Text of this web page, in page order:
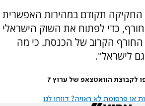
החקיקה תקודם במהירות האפשרית
כדי לפתוח את השוק הישראלי
הקרוב של הכנסת. כי מה
לישראל".
לקבוצת הוואטצאפ של ערוץ 7
או פרסומת לא ראויה? דווחו לנו